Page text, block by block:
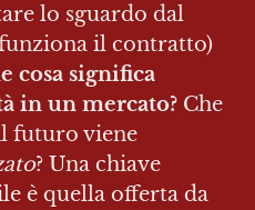
lo sguardo dal
il contratto)
cosa significa
in un mercato? Che
futuro viene
? Una chiave